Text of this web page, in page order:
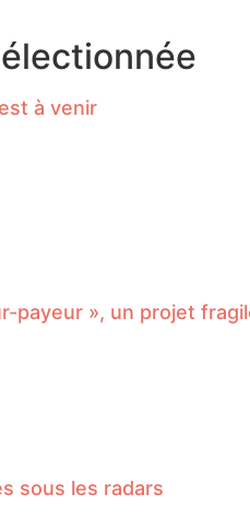
à venir
payeur », un projet
sous les radars